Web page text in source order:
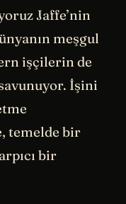
Jaffe’nin
meşgul
işçilerin de
İşini
temelde bir
bir